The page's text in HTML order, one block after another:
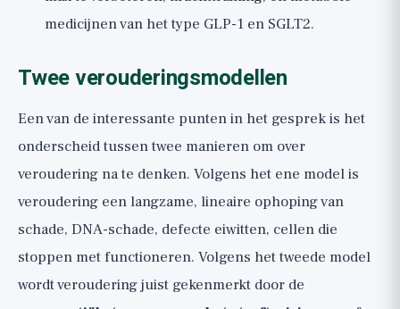
medicijnen van het type GLP-1 en SGLT2.
Twee verouderingsmodellen
Een van de interessante punten in het gesprek is het
onderscheid tussen twee manieren om over
veroudering na te denken. Volgens het ene model is
veroudering een langzame, lineaire ophoping van
schade, DNA-schade, defecte eiwitten, cellen die
stoppen met functioneren. Volgens het tweede model
wordt veroudering juist gekenmerkt door de